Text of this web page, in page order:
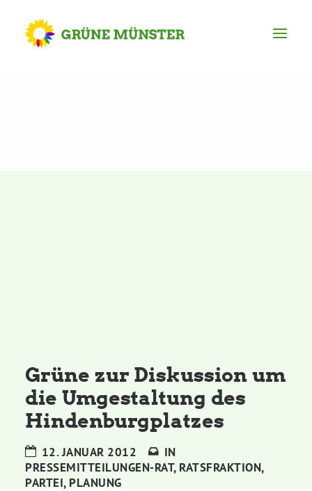
Grünes Zentrum
Personen
Sylvia Rietenberg, MdB
Grüne zur Diskussion um
die Umgestaltung des
Hindenburgplatzes
12. JANUAR 2012
IN
PRESSEMITTEILUNGEN-RAT, RATSFRAKTION,
PARTEI, PLANUNG